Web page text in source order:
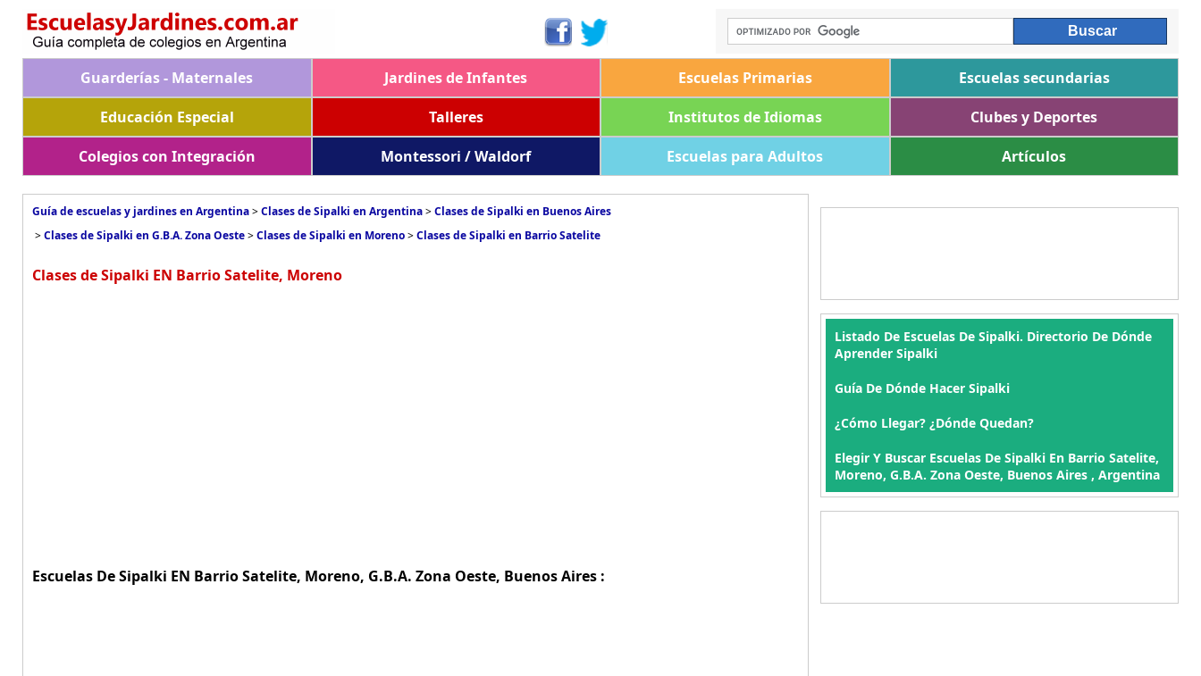
Guarderías - Maternales Jardines de Infantes Escuelas Primarias
Escuelas secundarias
Educación Especial
Talleres Institutos de Idiomas
Clubes y Deportes
Colegios con Integración
Montessori / Waldorf Escuelas para Adultos Artículos
Guía de escuelas y jardines en Argentina>Clases de Sipalki en Argentina>Clases de Sipalki en Buenos Aires
>Clases de Sipalki en G.B.A. Zona Oeste>Clases de Sipalki en Moreno>Clases de Sipalki en Barrio Satelite
Clases de Sipalki EN Barrio Satelite, Moreno
Escuelas De Sipalki EN Barrio Satelite, Moreno, G.B.A. Zona Oeste, Buenos Aires :
Listado De Escuelas De Sipalki. Directorio De Dónde
Aprender Sipalki
Guía De Dónde Hacer Sipalki
¿Cómo Llegar? ¿Dónde Quedan?
Elegir Y Buscar Escuelas De Sipalki En Barrio Satelite,
Moreno, G.B.A. Zona Oeste, Buenos Aires , Argentina